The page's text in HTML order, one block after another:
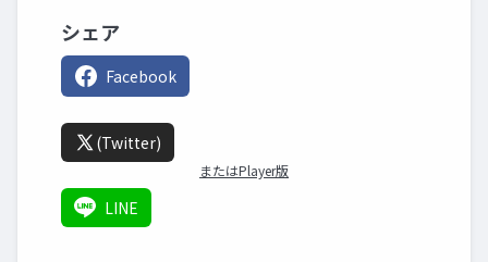
シェア
Facebook
(Twitter)
またはPlayer版
LINE